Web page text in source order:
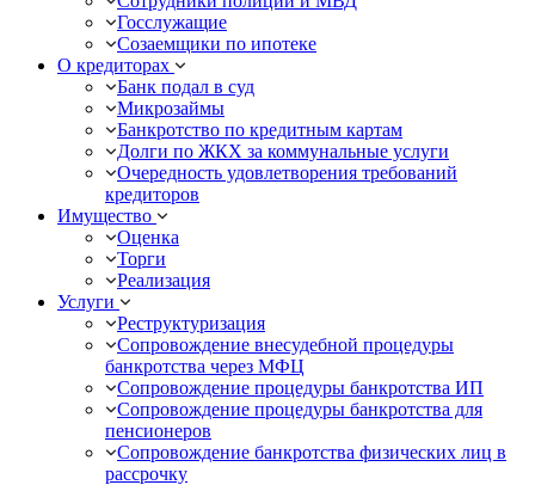
Госслужащие
Созаемщики по ипотеке
О кредиторах
Банк подал в суд
Микрозаймы
Банкротство по кредитным картам
Долги по ЖКХ за коммунальные услуги
Очередность удовлетворения требований
кредиторов
Имущество
Оценка
Торги
Реализация
Услуги
Реструктуризация
Сопровождение внесудебной процедуры
банкротства через МФЦ
Сопровождение процедуры банкротства ИП
Сопровождение процедуры банкротства для
пенсионеров
Сопровождение банкротства физических лиц в
рассрочку